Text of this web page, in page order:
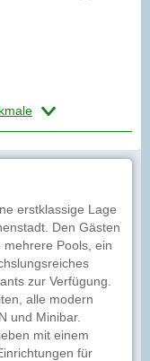
erstklassige Lage
Den Gästen
Pools, ein
zur Verfügung.
alle modern
und Minibar.
mit einem
für